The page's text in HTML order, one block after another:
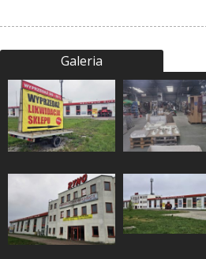
Galeria